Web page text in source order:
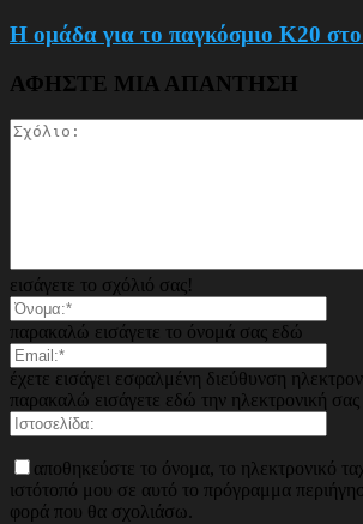
Η ομάδα για το παγκόσμιο Κ20
ΑΦΗΣΤΕ ΜΙΑ ΑΠΑΝΤΗΣΗ
εισάγετε το σχόλιό σας!
παρακαλώ εισάγετε το όνομά σας εδώ
έχετε εισάγει εσφαλμένη διεύθυνση
παρακαλώ εισάγετε εδώ την ηλεκτρονική σας
αποθηκεύστε το όνομα, το ηλεκτρονικό
ιστότοπό μου σε αυτό το πρόγραμμα
φορά που θα σχολιάσω.